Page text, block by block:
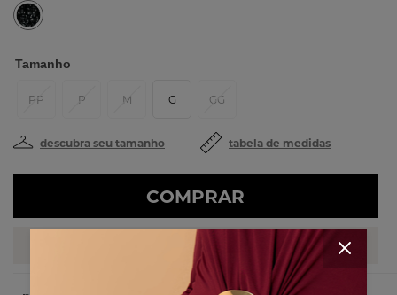
Tamanho
PP P M G GG
descubra seu tamanho tabela de medidas
COMPRAR
Fale com uma das nossas stylists!